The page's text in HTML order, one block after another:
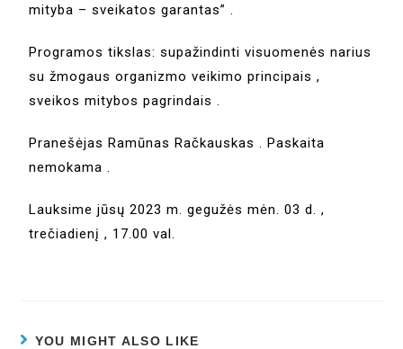
mityba – sveikatos garantas” .
Programos tikslas: supažindinti visuomenės narius
su žmogaus organizmo veikimo principais ,
sveikos mitybos pagrindais .
Pranešėjas Ramūnas Račkauskas . Paskaita
nemokama .
Lauksime jūsų 2023 m. gegužės mėn. 03 d. ,
trečiadienį , 17.00 val.
YOU MIGHT ALSO LIKE